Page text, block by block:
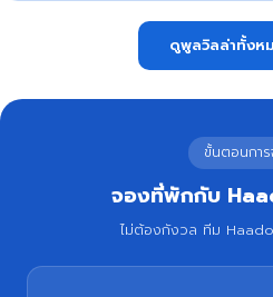
ดูพูลวิลล่าทั้งห
ขั้นตอนกา
จองที่พักกับ
ไม่ต้องกังวล ทีม